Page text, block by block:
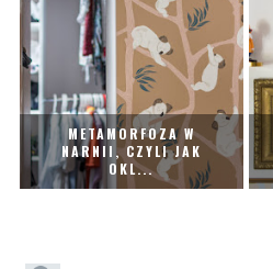
METAMORFOZA W
NARNII, CZYLI JAK
OKL...